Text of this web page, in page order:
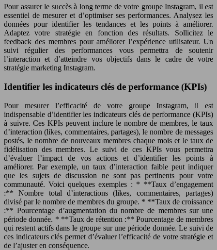
Pour assurer le succès à long terme de votre groupe Instagram, il est
essentiel de mesurer et d’optimiser ses performances. Analysez les
données pour identifier les tendances et les points à améliorer.
Adaptez votre stratégie en fonction des résultats. Sollicitez le
feedback des membres pour améliorer l’expérience utilisateur. Un
suivi régulier des performances vous permettra de soutenir
l’interaction et d’atteindre vos objectifs dans le cadre de votre
stratégie marketing Instagram.
Identifier les indicateurs clés de performance (KPIs)
Pour mesurer l’efficacité de votre groupe Instagram, il est
indispensable d’identifier les indicateurs clés de performance (KPIs)
à suivre. Ces KPIs peuvent inclure le nombre de membres, le taux
d’interaction (likes, commentaires, partages), le nombre de messages
postés, le nombre de nouveaux membres chaque mois et le taux de
fidélisation des membres. Le suivi de ces KPIs vous permettra
d’évaluer l’impact de vos actions et d’identifier les points à
améliorer. Par exemple, un taux d’interaction faible peut indiquer
que les sujets de discussion ne sont pas pertinents pour votre
communauté. Voici quelques exemples : * **Taux d’engagement
:** Nombre total d’interactions (likes, commentaires, partages)
divisé par le nombre de membres du groupe. * **Taux de croissance
:** Pourcentage d’augmentation du nombre de membres sur une
période donnée. * **Taux de rétention :** Pourcentage de membres
qui restent actifs dans le groupe sur une période donnée. Le suivi de
ces indicateurs clés permet d’évaluer l’efficacité de votre stratégie et
de l’ajuster en conséquence.